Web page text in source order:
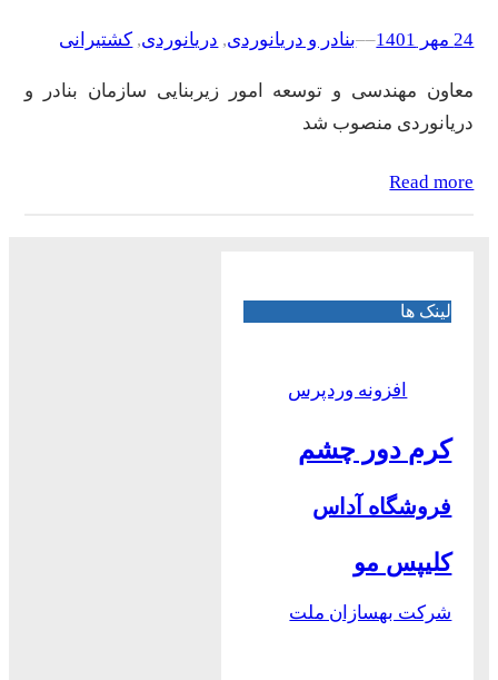
24 مهر 1401 –
–بنادر و دریانوردی, دریانوردی, کشتیرانی
معاون مهندسی و توسعه امور زیربنایی سازمان بنادر و
دریانوردی منصوب شد
Read more
لینک ها
افزونه وردپرس
کرم دور چشم
فروشگاه آداس
کلیپس مو
شرکت بهسازان ملت